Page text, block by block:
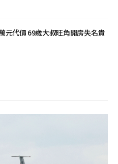
元代價 69歲大叔旺角開房失名貴